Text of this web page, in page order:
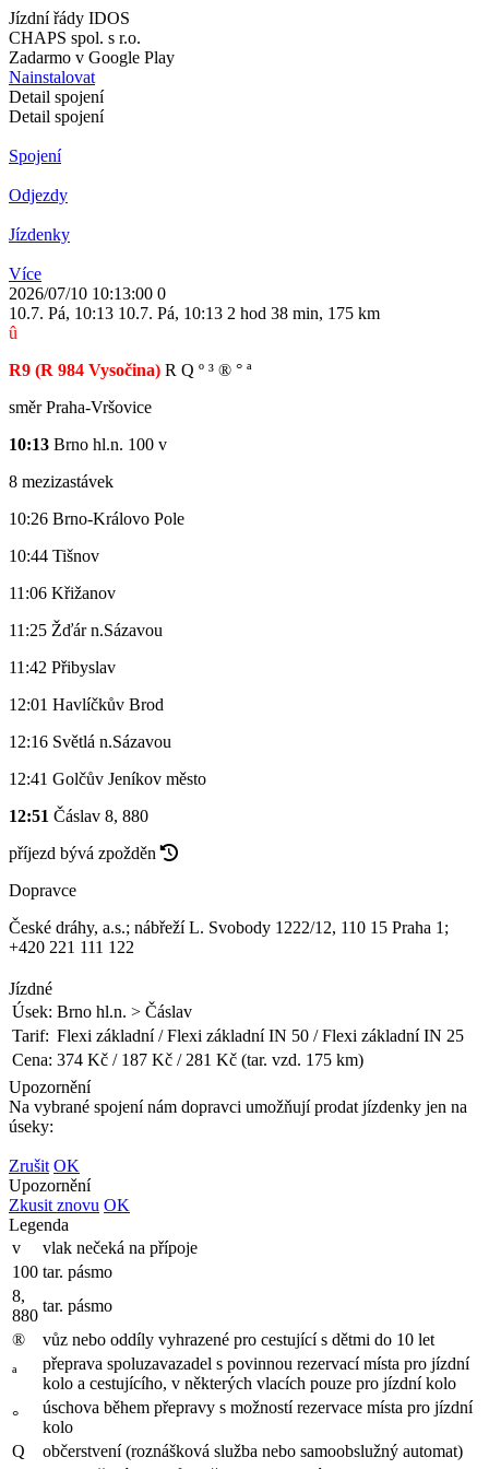
Jízdní řády IDOS
CHAPS spol. s r.o.
Zadarmo v Google Play
Nainstalovat
Detail spojení
Detail spojení
Spojení
Odjezdy
Jízdenky
Více
2026/07/10 10:13:00 0
10.7. Pá, 10:13 10.7. Pá, 10:13 2 hod 38 min, 175 km
û
R9 (R 984 Vysočina) R Q º ³ ® ° ª
směr Praha-Vršovice
10:13 Brno hl.n. 100 v
8 mezizastávek
10:26 Brno-Královo Pole
10:44 Tišnov
11:06 Křižanov
11:25 Žďár n.Sázavou
11:42 Přibyslav
12:01 Havlíčkův Brod
12:16 Světlá n.Sázavou
12:41 Golčův Jeníkov město
12:51 Čáslav 8, 880
příjezd bývá zpožděn
Dopravce
České dráhy, a.s.; nábřeží L. Svobody 1222/12, 110 15 Praha 1;
+420 221 111 122
Jízdné
Úsek: Brno hl.n. > Čáslav
Tarif: Flexi základní / Flexi základní IN 50 / Flexi základní IN 25
Cena: 374 Kč / 187 Kč / 281 Kč (tar. vzd. 175 km)
Upozornění
Na vybrané spojení nám dopravci umožňují prodat jízdenky jen na
úseky:
Zrušit OK
Upozornění
Zkusit znovu OK
Legenda
v
vlak nečeká na přípoje
100 tar. pásmo
8,
880
tar. pásmo
®
vůz nebo oddíly vyhrazené pro cestující s dětmi do 10 let
ª
přeprava spoluzavazadel s povinnou rezervací místa pro jízdní
kolo a cestujícího, v některých vlacích pouze pro jízdní kolo
°
úschova během přepravy s možností rezervace místa pro jízdní
kolo
Q
občerstvení (roznášková služba nebo samoobslužný automat)